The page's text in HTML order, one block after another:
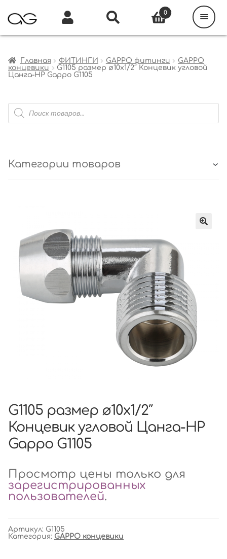
Главная ФИТИНГИ GAPPO фитинги
GAPPO
концевики
G1105 размер ø10х1/2″ Концевик угловой
Цанга-НР Gappo G1105
Поиск
товаров
Категории товаров
G1105 размер ø10х1/2″
Концевик угловой Цанга-НР
Gappo G1105
Просмотр цены только для
зарегистрированных
пользователей.
Артикул: G1105
Категория: GAPPO концевики
0